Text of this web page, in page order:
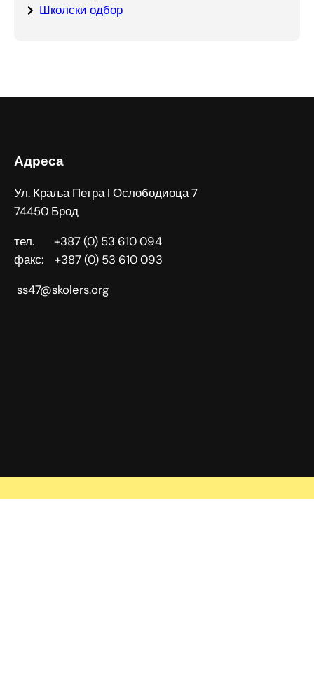
Школски одбор
Адреса
Ул. Краља Петра I Ослободиоца 7
74450 Брод
тел. +387 (0) 53 610 094
факс: +387 (0) 53 610 093
ss47@skolers.org